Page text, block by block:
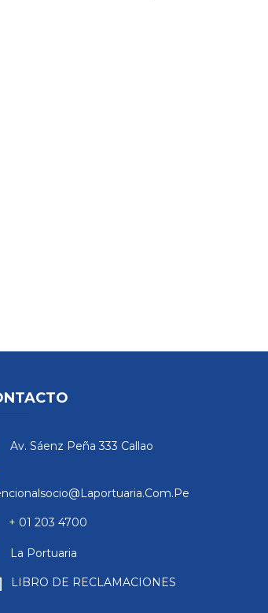
Av. Sáenz Peña 333 Callao
+ 01 203 4700
La Portuaria
LIBRO DE RECLAMACIONES